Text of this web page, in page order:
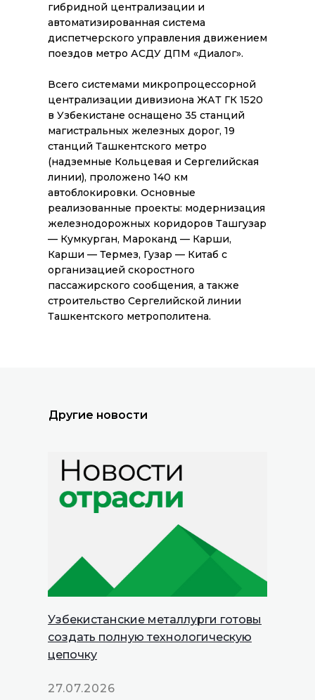
гибридной централизации и
автоматизированная система
диспетчерского управления движением
поездов метро АСДУ ДПМ «Диалог».
Всего системами микропроцессорной
централизации дивизиона ЖАТ ГК 1520
в Узбекистане оснащено 35 станций
магистральных железных дорог, 19
станций Ташкентского метро
(надземные Кольцевая и Сергелийская
линии), проложено 140 км
автоблокировки. Основные
реализованные проекты: модернизация
железнодорожных коридоров Ташгузар
— Кумкурган, Мароканд — Карши,
Карши — Термез, Гузар — Китаб с
организацией скоростного
пассажирского сообщения, а также
строительство Сергелийской линии
Ташкентского метрополитена.
Другие новости
Все новости
Узбекистанские металлурги готовы
создать полную технологическую
цепочку
27.07.2026